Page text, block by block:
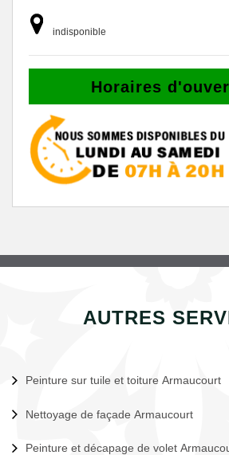
indisponible
Horaires
AUTRES
Peinture sur tuile et toiture Armaucourt
Nettoyage de façade Armaucourt
Peinture et décapage de volet